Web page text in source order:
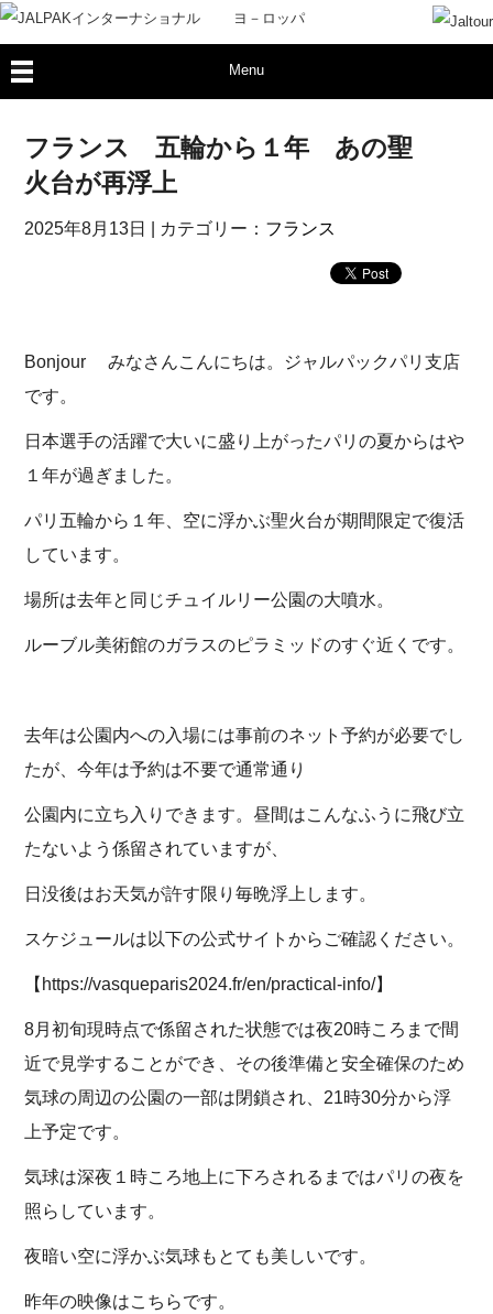
Menu
フランス 五輪から１年 あの聖
火台が再浮上
2025年8月13日 | カテゴリー： フランス
Bonjour みなさんこんにちは。ジャルパックパリ支店
です。
日本選手の活躍で大いに盛り上がったパリの夏からはや
１年が過ぎました。
パリ五輪から１年、空に浮かぶ聖火台が期間限定で復活
しています。
場所は去年と同じチュイルリー公園の大噴水。
ルーブル美術館のガラスのピラミッドのすぐ近くです。
去年は公園内への入場には事前のネット予約が必要でし
たが、今年は予約は不要で通常通り
公園内に立ち入りできます。昼間はこんなふうに飛び立
たないよう係留されていますが、
日没後はお天気が許す限り毎晩浮上します。
スケジュールは以下の公式サイトからご確認ください。
【https://vasqueparis2024.fr/en/practical-info/】
8月初旬現時点で係留された状態では夜20時ころまで間
近で見学することができ、その後準備と安全確保のため
気球の周辺の公園の一部は閉鎖され、21時30分から浮
上予定です。
気球は深夜１時ころ地上に下ろされるまではパリの夜を
照らしています。
夜暗い空に浮かぶ気球もとても美しいです。
昨年の映像はこちらです。